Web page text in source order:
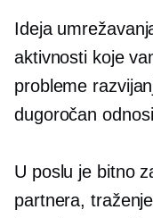
Ideja
aktivnosti koje
probleme
dugoročan
U poslu je bitno
partnera,